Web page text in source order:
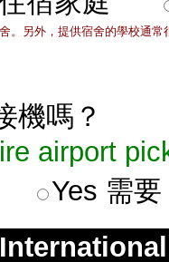
。另外，提供宿舍的學校通
機嗎？
airport
Yes 需要